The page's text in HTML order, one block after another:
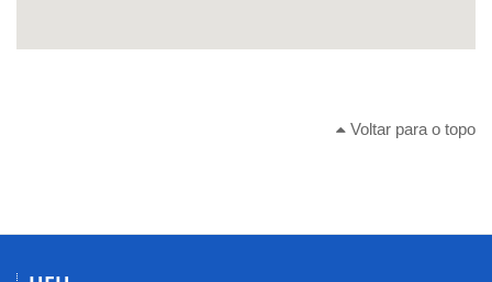
Voltar para o topo